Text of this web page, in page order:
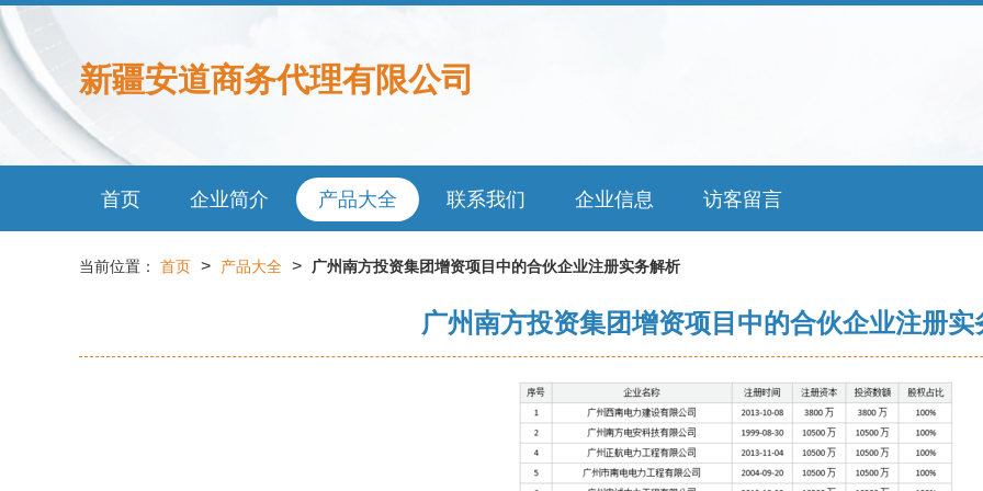
新疆安道商务代理有限公司
首页 企业简介 产品大全 联系我们 企业信息 访客留言
当前位置： 首页 > 产品大全 > 广州南方投资集团增资项目中的合伙企业注册实务解析
广州南方投资集团增资项目中的合伙企业注册实